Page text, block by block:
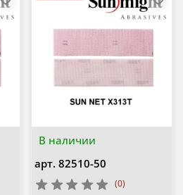
В наличии
арт. 82510-50
(0)